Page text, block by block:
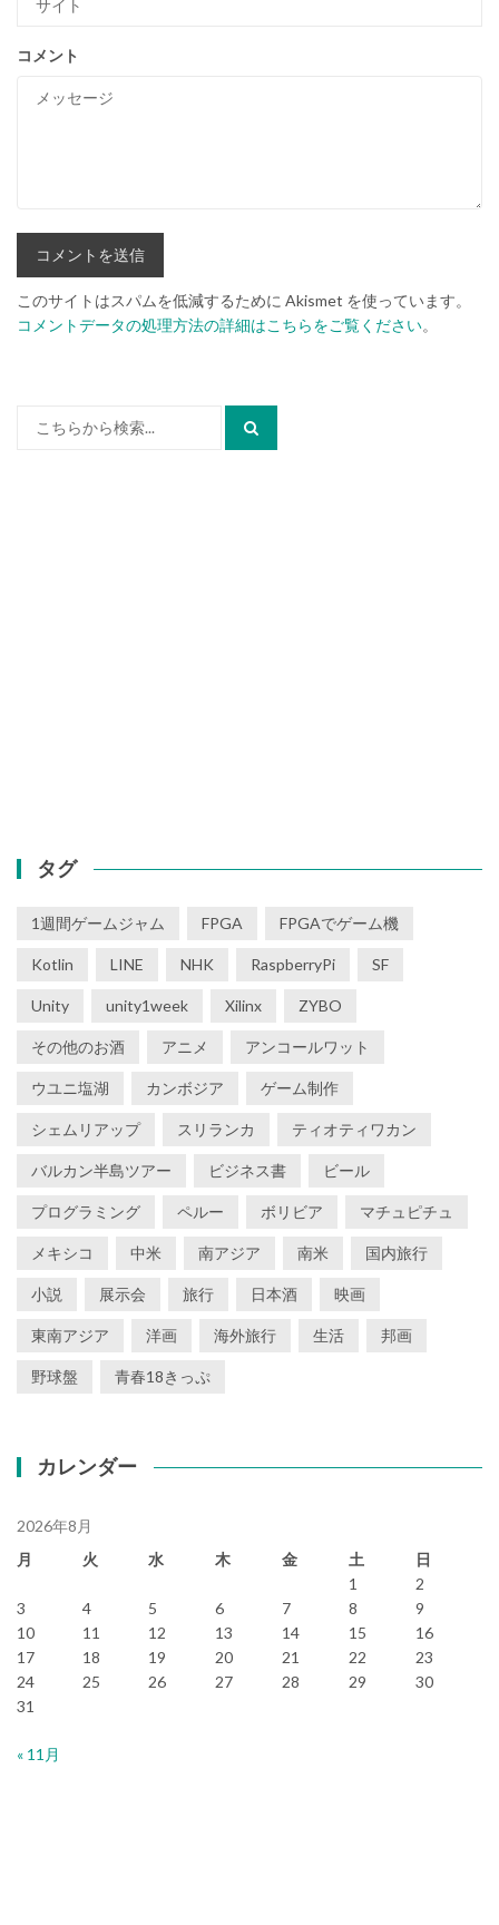
コメント
このサイトはスパムを低減するために Akismet を使っています。
コメントデータの処理方法の詳細はこちらをご覧ください。
タグ
1週間ゲームジャム FPGA FPGAでゲーム機
Kotlin LINE NHK RaspberryPi SF
Unity unity1week Xilinx ZYBO
その他のお酒 アニメ アンコールワット
ウユニ塩湖 カンボジア ゲーム制作
シェムリアップ スリランカ ティオティワカン
バルカン半島ツアー ビジネス書 ビール
プログラミング ペルー ボリビア マチュピチュ
メキシコ 中米 南アジア 南米 国内旅行
小説 展示会 旅行 日本酒 映画
東南アジア 洋画 海外旅行 生活 邦画
野球盤 青春18きっぷ
カレンダー
2026年8月
月
火 水 木 金 土
日
1
2
3
4 5 6 7 8
9
10
11 12 13 14 15
16
17
18 19 20 21 22
23
24
25 26 27 28 29
30
31
« 11月